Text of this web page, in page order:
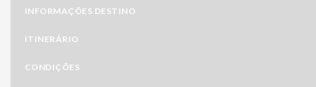
INFORMAÇÕES DESTINO
ITINERÁRIO
CONDIÇÕES